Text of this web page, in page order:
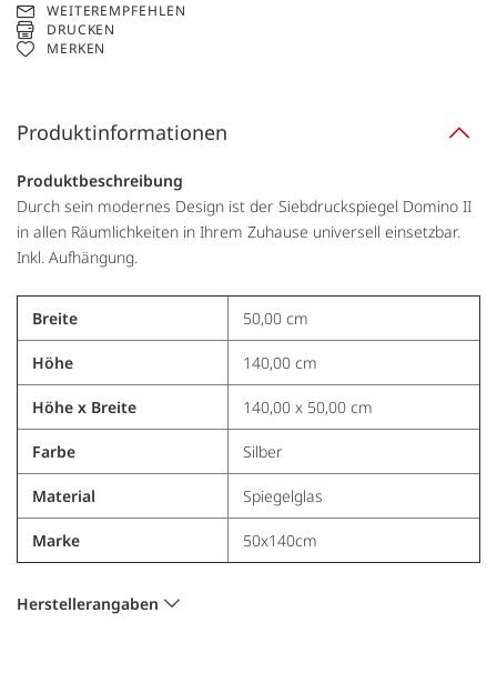
WEITEREMPFEHLEN
DRUCKEN
MERKEN
Produktinformationen
Produktbeschreibung
Durch sein modernes Design ist der Siebdruckspiegel Domino II
in allen Räumlichkeiten in Ihrem Zuhause universell einsetzbar.
Inkl. Aufhängung.
Breite 50,00 cm
Höhe 140,00 cm
Höhe x Breite 140,00 x 50,00 cm
Farbe Silber
Material Spiegelglas
Marke 50x140cm
Herstellerangaben